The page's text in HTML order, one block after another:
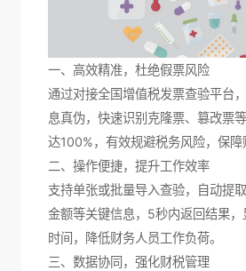
一、高效精准，杜绝假票风险
通过对接全国增值税发票查验平台
息真伪，快速识别克隆票、篡改票
达100%，有效规避税务风险，保障
二、操作便捷，提升工作效率
支持单张或批量导入查验，自动提
金额等关键信息，5秒内返回结果
时间，降低财务人员工作负荷。
三、数据协同，强化财税管理